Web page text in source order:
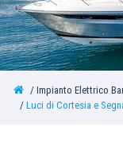
Impianto Elettrico
Luci di Cortesia e